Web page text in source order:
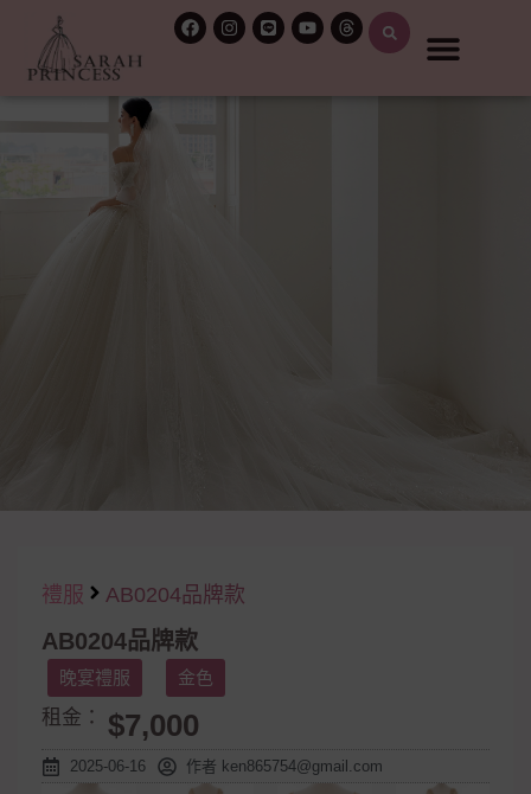
禮服 AB0204品牌款
AB0204品牌款
晚宴禮服 金色
租金： $7,000
2025-06-16 作者 ken865754@gmail.com